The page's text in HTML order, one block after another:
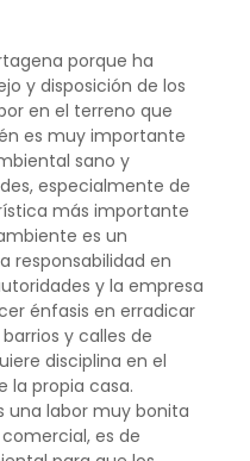
porque ha
y disposición de los
en el terreno que
es muy importante
sano y
especialmente de
más importante
es un
responsabilidad en
y la empresa
énfasis en erradicar
y calles de
disciplina en el
la propia casa.
una labor muy bonita
es de